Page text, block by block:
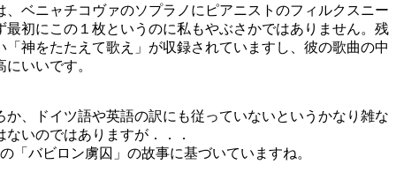
ベニャチコヴァのソプラノにピアニストのフィルクスニー
初にこの１枚というのに私もやぶさかではありません。残
神をたたえて歌え」が収録されていますし、彼の歌曲の中
いいです。
、ドイツ語や英語の訳にも従っていないというかなり雑な
いのではありますが．．．
「バビロン虜囚」の故事に基づいていますね。